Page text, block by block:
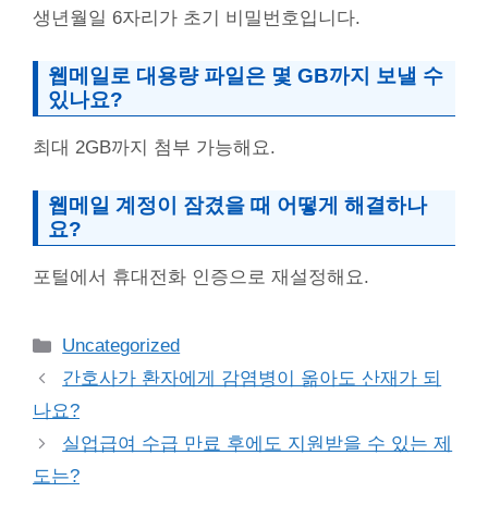
생년월일 6자리가 초기 비밀번호입니다.
웹메일로 대용량 파일은 몇 GB까지 보낼 수
있나요?
최대 2GB까지 첨부 가능해요.
웹메일 계정이 잠겼을 때 어떻게 해결하나
요?
포털에서 휴대전화 인증으로 재설정해요.
Categories
Uncategorized
간호사가 환자에게 감염병이 옮아도 산재가 되
나요?
실업급여 수급 만료 후에도 지원받을 수 있는 제
도는?